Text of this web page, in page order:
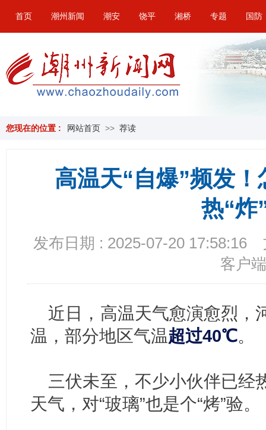
首页 潮州新闻 潮安 饶平 湘桥 专题 国防
您现在的位置 : 网站首页 >> 荐读
高温天“自爆”频发
热“炸
发布日期 : 2025-07-20 17:58:16
客户端
近日，高温天气愈演愈烈，
温，部分地区气温超过40℃。
三伏未至，不少小伙伴已经
天气， 对“玻璃”也是个“烤”验。